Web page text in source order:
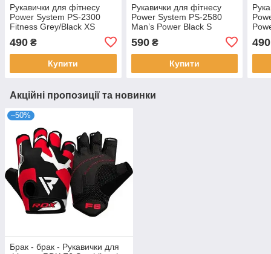
Рукавички для фітнесу
Power System PS-2300
Fitness Grey/Black XS
490 ₴
Купити
Рукавички для фітнесу
Power System PS-2580
Man’s Power Black S
590₴
Купити
490
Акційні пропозиції та новинки
–50%
Брак - брак - Рукавички для